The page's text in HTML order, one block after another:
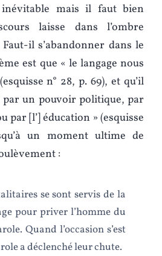
mais il faut bien
laisse dans l’ombre
il s’abandonner dans le
est que « le langage nous
n° 28, p. 69), et qu’il
par un pouvoir politique, par
par [l’] éducation » (esquisse
un moment ultime de
:
se sont servis de la
pour priver l’homme du
Quand l’occasion s’est
a déclenché leur chute.